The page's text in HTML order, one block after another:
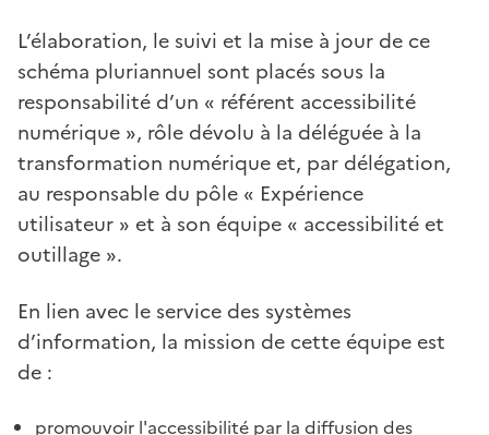
L’élaboration, le suivi et la mise à jour de ce
schéma pluriannuel sont placés sous la
responsabilité d’un « référent accessibilité
numérique », rôle dévolu à la déléguée à la
transformation numérique et, par délégation,
au responsable du pôle « Expérience
utilisateur » et à son équipe « accessibilité et
outillage ».
En lien avec le service des systèmes
d’information, la mission de cette équipe est
de :
promouvoir l'accessibilité par la diffusion des